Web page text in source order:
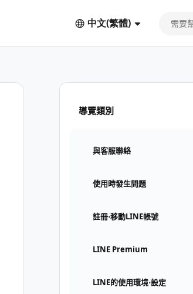
中文(繁體)
導覽類別
與客服聯絡
使用時發生問題
註冊⋅移動LINE帳號
LINE Premium
LINE的使用環境⋅設定